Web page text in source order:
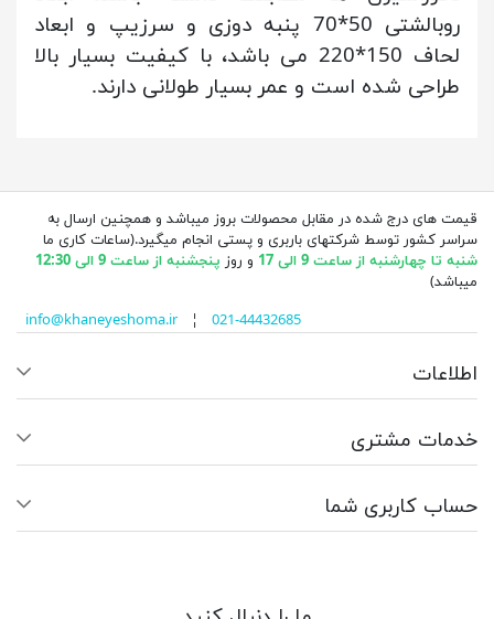
روبالشتی 50*70 پنبه دوزی و سرزیپ و ابعاد
لحاف 150*220 می باشد، با کیفیت بسیار بالا
طراحی شده است و عمر بسیار طولانی دارند.
قیمت های درج شده در مقابل محصولات بروز میباشد و همچنین ارسال به
سراسر کشور توسط شرکتهای باربری و پستی انجام میگیرد.(ساعات کاری ما
شنبه تا چهارشنبه از ساعت 9 الی 17
و روز پنجشنبه از ساعت 9 الی 12:30
میباشد)
info@khaneyeshoma.ir¦ 021-44432685
اطلاعات
خدمات مشتری
حساب کاربری شما